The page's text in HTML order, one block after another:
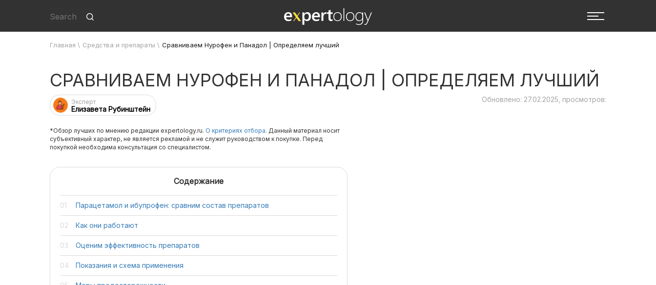
Главная \ Средства и препараты \ Сравниваем Нурофен и Панадол | Определяем лучший
СРАВНИВАЕМ НУРОФЕН И ПАНАДОЛ | ОПРЕДЕЛЯЕМ ЛУЧШИЙ
Эксперт
Елизавета Рубинштейн
Обновлено: 27.02.2025, просмотров:
*Обзор лучших по мнению редакции expertology.ru. О критериях отбора. Данный материал носит
субъективный характер, не является рекламой и не служит руководством к покупке. Перед
покупкой необходима консультация со специалистом.
Содержание
Парацетамол и ибупрофен: сравним состав препаратов
Как они работают
Оценим эффективность препаратов
Показания и схема применения